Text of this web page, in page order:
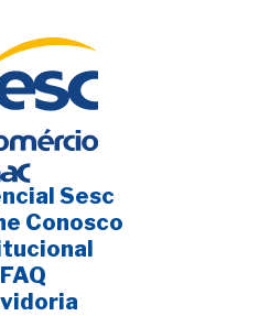
Sesc
Conosco
FAQ